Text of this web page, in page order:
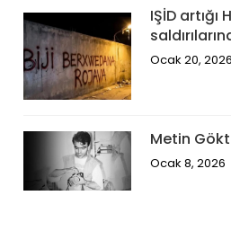
IŞİD artığı
Ocak 20, 2026
Metin
Ocak 8, 2026